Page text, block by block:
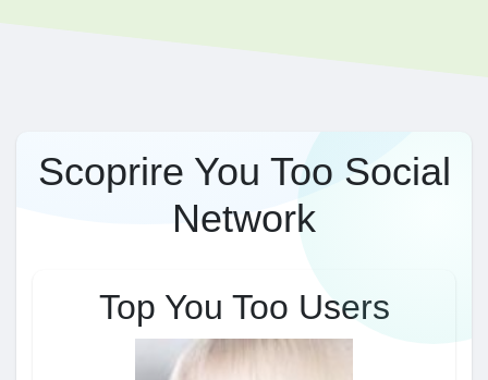
Scoprire You Too Social
Network
Top You Too Users